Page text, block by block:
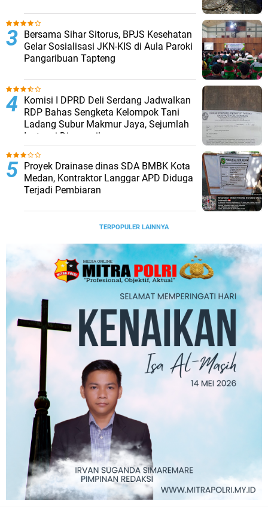
Bersama Sihar Sitorus, BPJS Kesehatan
Gelar Sosialisasi JKN-KIS di Aula Paroki
Pangaribuan Tapteng
Komisi I DPRD Deli Serdang Jadwalkan
RDP Bahas Sengketa Kelompok Tani
Ladang Subur Makmur Jaya, Sejumlah
Instansi Dipanggil
Proyek Drainase dinas SDA BMBK Kota
Medan, Kontraktor Langgar APD Diduga
Terjadi Pembiaran
TERPOPULER LAINNYA